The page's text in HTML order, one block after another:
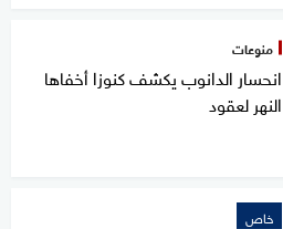
منوعات
انحسار الدانوب يكشف كنوزا أخفاها
النهر لعقود
خاص